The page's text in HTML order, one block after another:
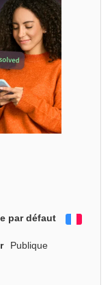
par défaut
Publique